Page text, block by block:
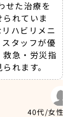
せた治療を
れていま
ハビリメニ
タッフが優
救急・労災指
れます。
40代/女性